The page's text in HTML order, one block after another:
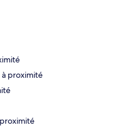
à proximité